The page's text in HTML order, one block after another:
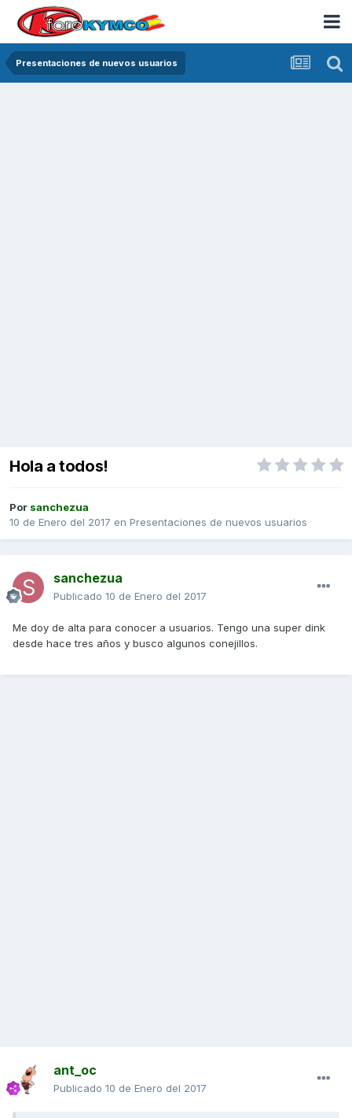
Presentaciones de nuevos usuarios
Hola a todos!
Por sanchezua
10 de Enero del 2017 en Presentaciones de nuevos usuarios
sanchezua
Publicado 10 de Enero del 2017
Me doy de alta para conocer a usuarios. Tengo una super dink
desde hace tres años y busco algunos conejillos.
ant_oc
Publicado 10 de Enero del 2017